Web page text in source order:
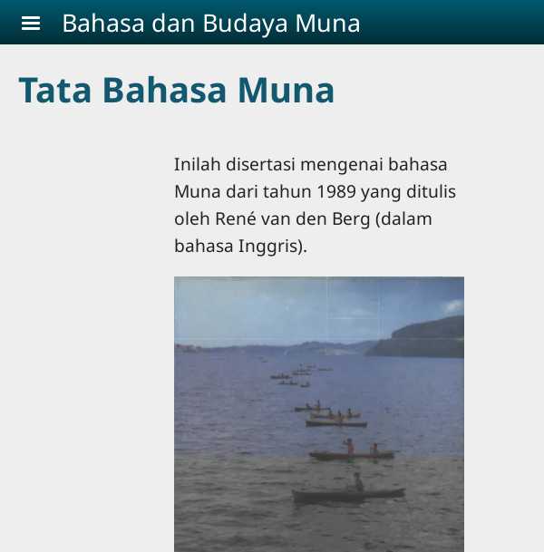
Skip to main content
Bahasa dan Budaya Muna
Tata Bahasa Muna
Inilah disertasi mengenai bahasa
Muna dari tahun 1989 yang ditulis
oleh René van den Berg (dalam
bahasa Inggris).